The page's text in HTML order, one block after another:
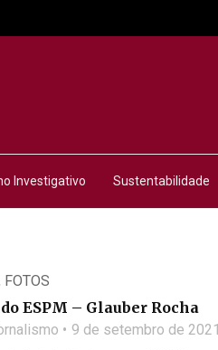
Investigativo Sustentabilidade
FOTOS
ESPM – Glauber Rocha
9 de setembro de 2021